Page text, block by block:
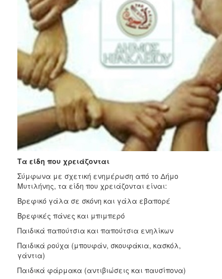
Τα είδη που χρειάζονται
Σύμφωνα με σχετική ενημέρωση από το Δήμο
Μυτιλήνης, τα είδη που χρειάζονται είναι:
Βρεφικό γάλα σε σκόνη και γάλα εβαπορέ
Βρεφικές πάνες και μπιμπερό
Παιδικά παπούτσια και παπούτσια ενηλίκων
Παιδικά ρούχα (μπουφάν, σκουφάκια, κασκόλ,
γάντια)
Παιδικά φάρμακα (αντιβιώσεις και παυσίπονα)